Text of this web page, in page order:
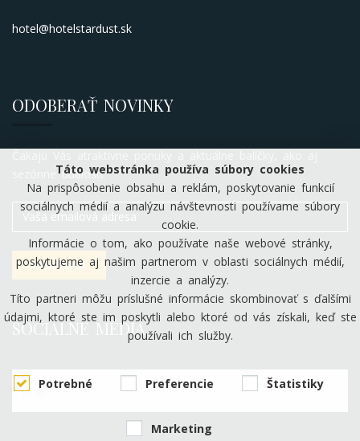
hotel@hotelstardust.sk
ODOBERAŤ NOVINKY
sezónne udalosti.
SOCIÁLNE MÉDIÁ
Hotel Stardust Nové Zámky
Táto webstránka používa súbory cookies
Na prispôsobenie obsahu a reklám, poskytovanie funkcií
sociálnych médií a analýzu návštevnosti používame súbory
cookie.
Informácie o tom, ako používate naše webové stránky,
poskytujeme aj našim partnerom v oblasti sociálnych médií,
inzercie a analýzy.
Títo partneri môžu príslušné informácie skombinovať s ďalšími
údajmi, ktoré ste im poskytli alebo ktoré od vás získali, keď ste
používali ich služby.
Potrebné Preferencie Štatistiky
Marketing